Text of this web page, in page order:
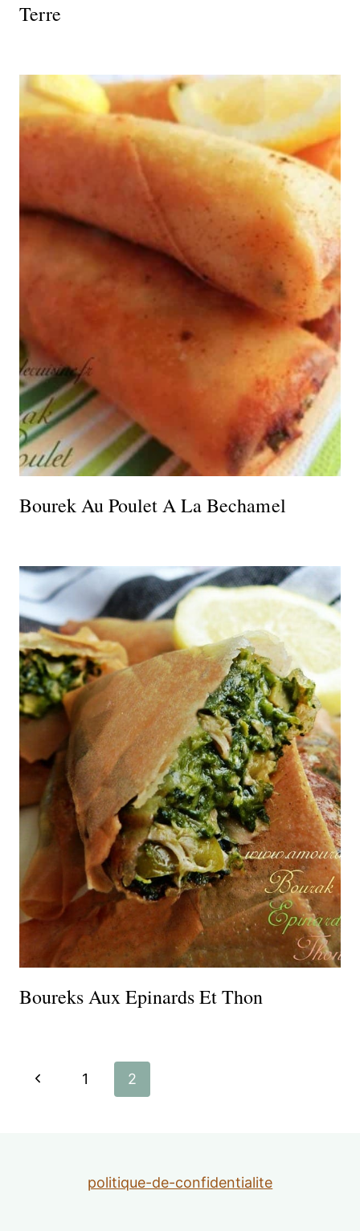
Terre
Bourek Au Poulet A La Bechamel
Boureks Aux Epinards Et Thon
Navigation
Page
1 2
politique-de-confidentialite